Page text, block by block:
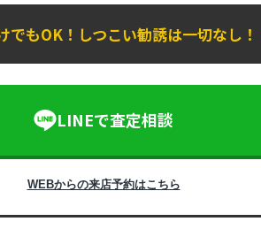
でもOK！しつこい勧誘は一切なし！
LINEで査定相談
WEBからの来店予約はこちら